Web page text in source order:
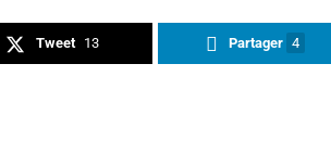
Tweet 13 Partager 4